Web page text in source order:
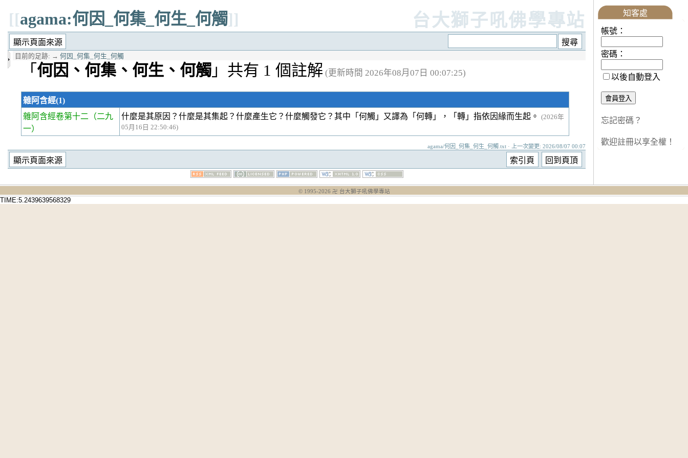
[[agama:何因_何集_何生_何觸]] 台大獅子吼佛學專站
目前的足跡: → 何因_何集_何生_何觸
「 何因、何集、何生、何觸 」共有 1 個註解 (更新時間 2026年08月07日 00:07:25)
雜阿含經(1)
雜阿含經卷第十二 （二九
一）
什麼是其原因？什麼是其集起？什麼產生它？什麼觸發它？其中「何觸」又譯為「何轉」，「轉」指依因緣而生起。
(2026年
05月16日 22:50:46)
agama/何因_何集_何生_何觸.txt · 上一次變更: 2026/08/07 00:07
知客處
帳號：
密碼：
以後自動登入
忘記密碼？
歡迎註冊以享全權！
© 1995-2026 卍 台大獅子吼佛學專站
TIME:5.2439639568329